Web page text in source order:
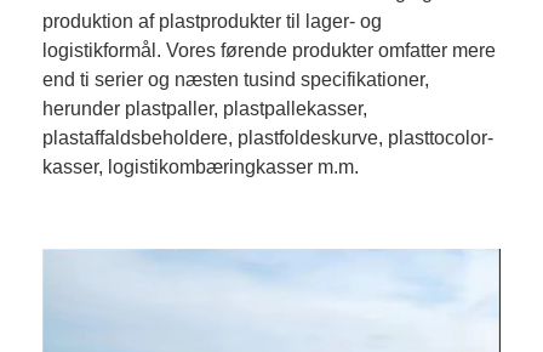
produktion af plastprodukter til lager- og
logistikformål. Vores førende produkter omfatter mere
end ti serier og næsten tusind specifikationer,
herunder plastpaller, plastpallekasser,
plastaffaldsbeholdere, plastfoldeskurve, plasttocolor-
kasser, logistikombæringkasser m.m.